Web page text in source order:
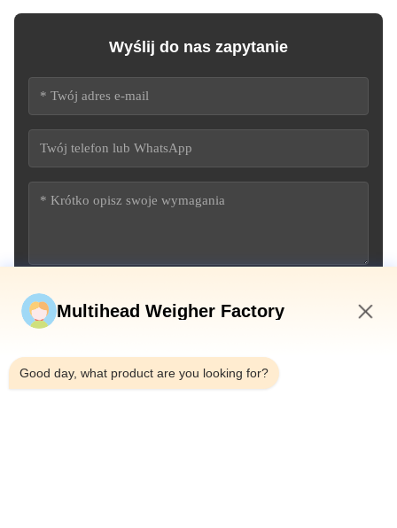
Wyślij do nas zapytanie
Multihead Weigher Factory
Good day, what product are you looking for?